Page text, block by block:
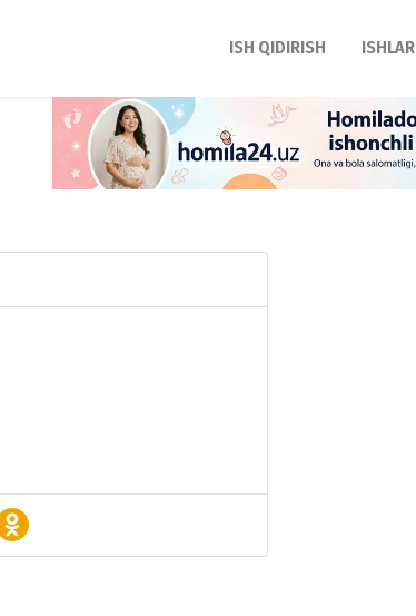
ISH QIDIRISH ISHLAR